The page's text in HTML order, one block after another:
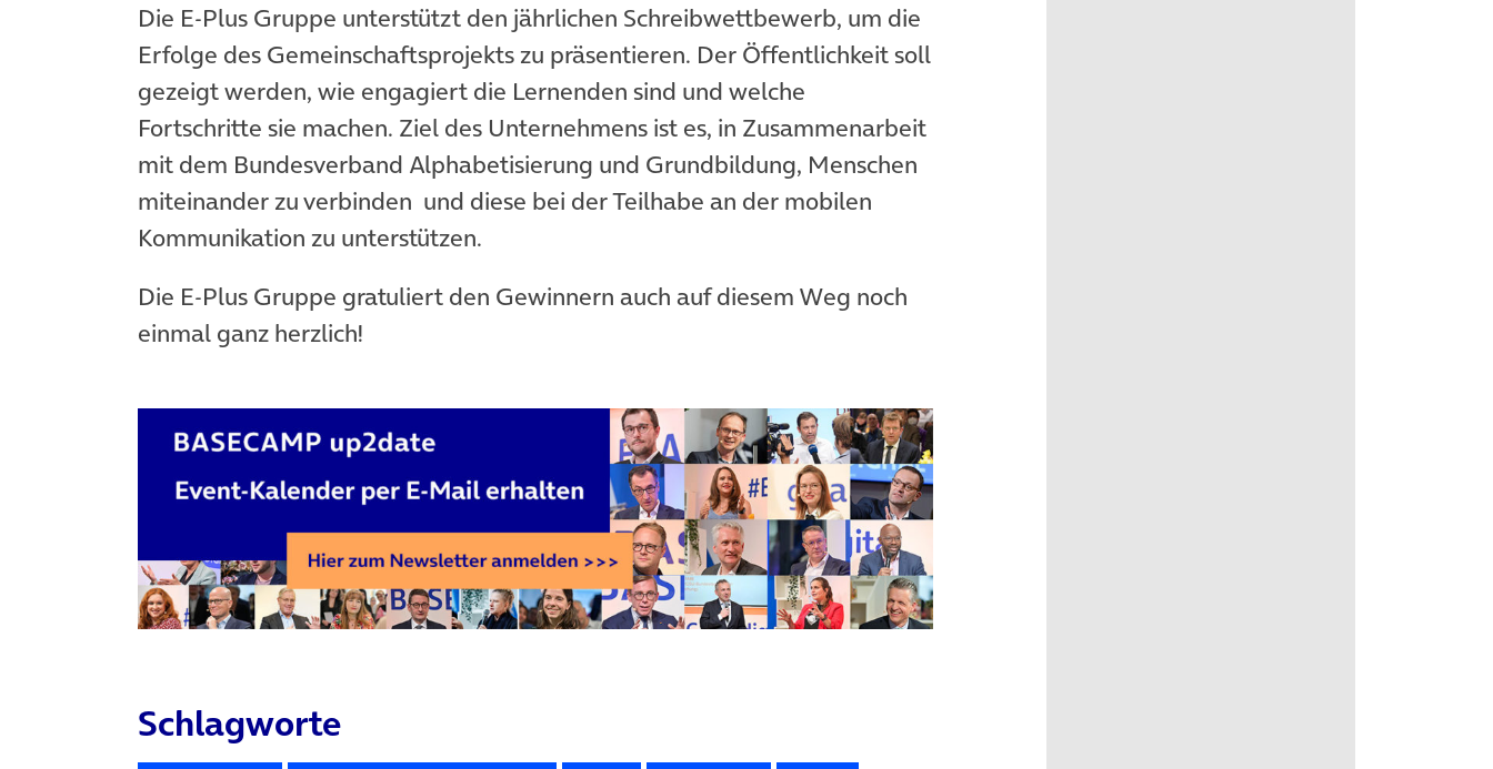
Die E-Plus Gruppe unterstützt den jährlichen Schreibwettbewerb, um die
Erfolge des Gemeinschaftsprojekts zu präsentieren. Der Öffentlichkeit soll
gezeigt werden, wie engagiert die Lernenden sind und welche
Fortschritte sie machen. Ziel des Unternehmens ist es, in Zusammenarbeit
mit dem Bundesverband Alphabetisierung und Grundbildung, Menschen
miteinander zu verbinden und diese bei der Teilhabe an der mobilen
Kommunikation zu unterstützen.
Die E-Plus Gruppe gratuliert den Gewinnern auch auf diesem Weg noch
einmal ganz herzlich!
Schlagworte